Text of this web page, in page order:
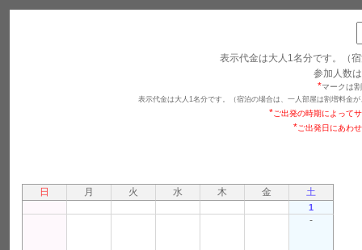
表示代金は大人1名分です。（
参加人数は
*マークは
表示代金は大人1名分です。（宿泊の場合は、一人部屋は割増料金
*ご出発の時期によって
*ご出発日にあわ
日 月 火 水 木 金 土
1
-